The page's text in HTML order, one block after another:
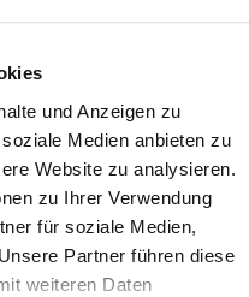
und Anzeigen zu
Medien anbieten zu
Website zu analysieren.
zu Ihrer Verwendung
für soziale Medien,
Partner führen diese
weiteren Daten
mit 100.
die Dividende
liegt in diesem
Aktie zahlt 3 Euro
Die die Rendite